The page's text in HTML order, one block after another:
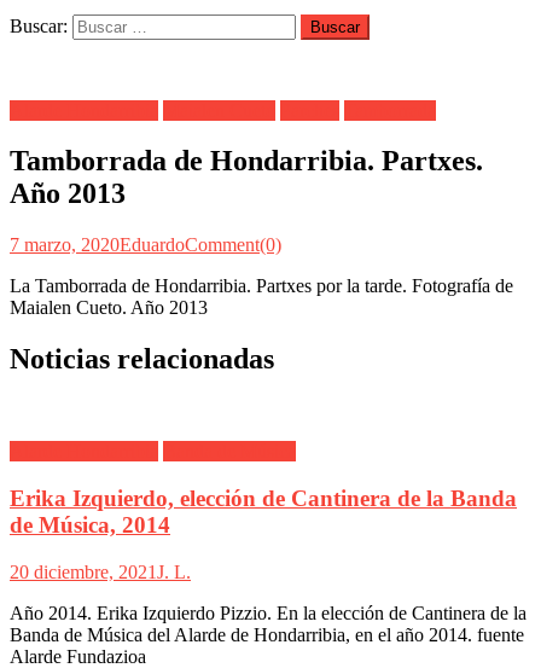
Buscar:
Tamborrada de Hondarribia. Partxes.
Año 2013
7 marzo, 2020EduardoComment(0)
La Tamborrada de Hondarribia. Partxes por la tarde. Fotografía de
Maialen Cueto. Año 2013
Noticias relacionadas
Erika Izquierdo, elección de Cantinera de la Banda
de Música, 2014
20 diciembre, 2021J. L.
Año 2014. Erika Izquierdo Pizzio. En la elección de Cantinera de la
Banda de Música del Alarde de Hondarribia, en el año 2014. fuente
Alarde Fundazioa